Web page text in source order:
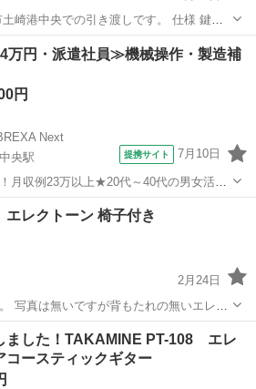
時発音数 64 音色 820内蔵音色（ステレオサンプ...
鍵盤楽器、ピアノ プリセット
万円・派遣社員≫機械操作・製造補
円
Next
央駅
提携サイト 7月10日
月収例23万以上★20代～40代の男女活躍
り！◎マイカー通勤OK＆無料駐車場完
★《宮城県黒川郡大和町》 人気の工
...
レクトーン 椅子付き
2月24日
写真は無いですが背もたれの無いエレク
。 仕
できない場合があります。 引き取り
、ピアノ
ました！TAKAMINE PT-108 エレ
ースティックギター